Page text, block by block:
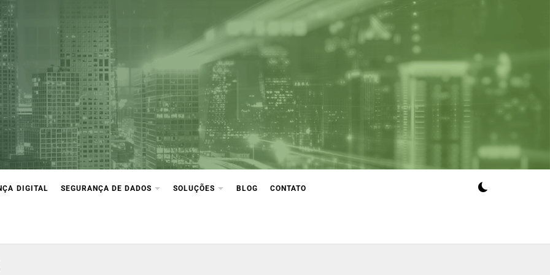
Digital
e compliance
DIGITAL SEGURANÇA DE DADOS SOLUÇÕES BLOG CONTATO